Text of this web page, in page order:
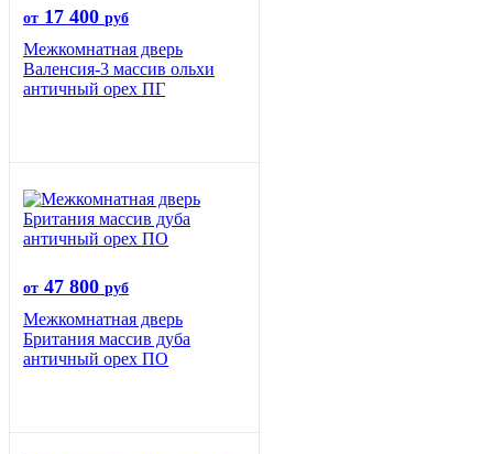
от 17 400 руб
Межкомнатная дверь
Валенсия-3 массив ольхи
античный орех ПГ
от 47 800 руб
Межкомнатная дверь
Британия массив дуба
античный орех ПО